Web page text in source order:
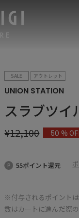
SALE アウトレット
UNION STATION
スラブツイ
¥12,100 50%
55ポイント還元
※付与されるポイント
数はカートに進んだ際